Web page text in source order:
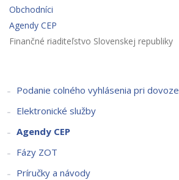
Obchodníci
Agendy CEP
Finančné riaditeľstvo Slovenskej republiky
Podanie colného vyhlásenia pri dovoze
Elektronické služby
Agendy CEP
Fázy ZOT
Príručky a návody